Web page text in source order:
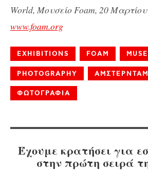
World, Μουσείο Foam, 20
www.foam.org
EXHIBITIONS FOAM
PHOTOGRAPHY ΑΜΣΤΕΡΝΤΑΜ
ΦΩΤΟΓΡΑΦΙΑ
Έχουμε κρατήσει για
στην πρώτη σειρά